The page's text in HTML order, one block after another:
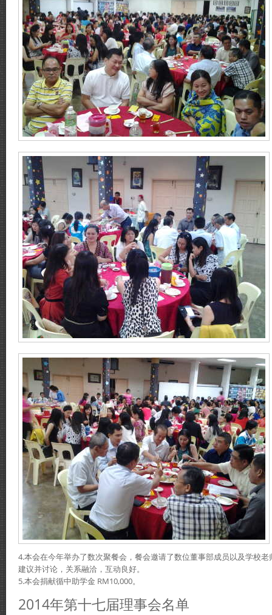
4.本会在今年举办了数次聚餐会，餐会邀请了数位董事部成员以及学校
建议并讨论，关系融洽，互动良好。
5.本会捐献循中助学金 RM10,000。
2014年第十七届理事会名单